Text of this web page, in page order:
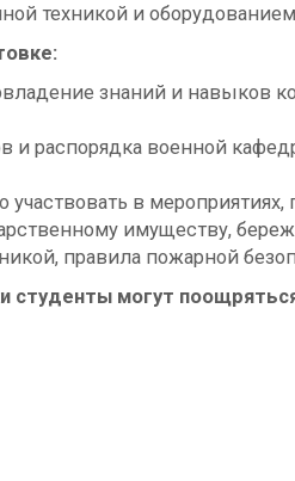
техникой и
знаний и навыков
и распорядка военной
участвовать в
имуществу,
правила пожарной
студенты могут